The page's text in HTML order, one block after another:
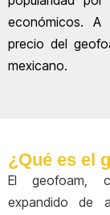
económicos. A
precio del
mexicano.
¿Qué es el
El geofoam,
expandido de